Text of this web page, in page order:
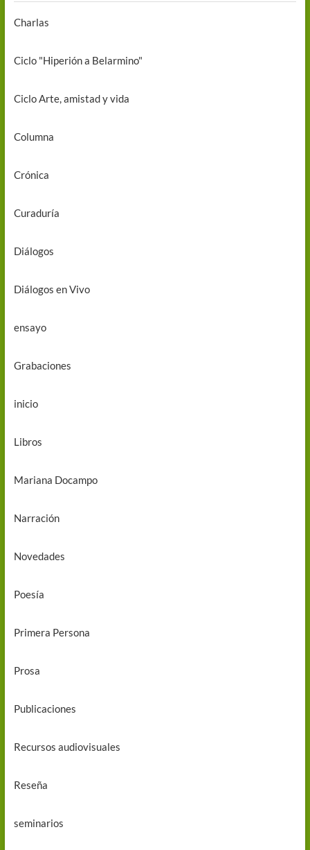
Charlas
Ciclo "Hiperión a Belarmino"
Ciclo Arte, amistad y vida
Columna
Crónica
Curaduría
Diálogos
Diálogos en Vivo
ensayo
Grabaciones
inicio
Libros
Mariana Docampo
Narración
Novedades
Poesía
Primera Persona
Prosa
Publicaciones
Recursos audiovisuales
Reseña
seminarios